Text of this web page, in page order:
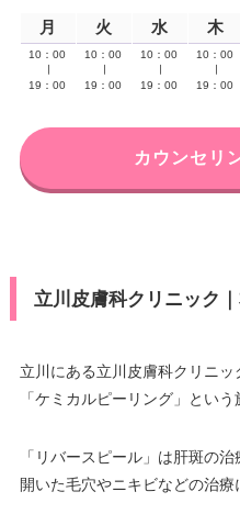
月 火 水 木
10：00
19：00
10：00
19：00
10：00
19：00
10：00
19：00
カウンセリ
立川皮膚科クリニック
立川にある立川皮膚科クリニ
「ケミカルピーリング」とい
「リバースピール」は肝斑の
開いた毛穴やニキビなどの治療